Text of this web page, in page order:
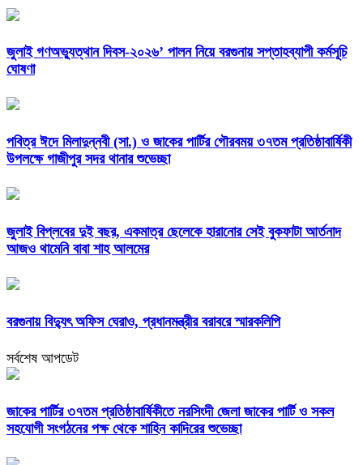
জুলাই গণঅভ্যুত্থান দিবস-২০২৬’ পালন নিয়ে বরগুনায় সপ্তাহব্যাপী কর্মসূচি
ঘোষণা
পবিত্র ঈদে মিলাদুন্নবী (সা.) ও জাকের পার্টির গৌরবময় ৩৭তম প্রতিষ্ঠাবার্ষিকী
উপলক্ষে গাজীপুর সদর থানার শুভেচ্ছা
জুলাই বিপ্লবের দুই বছর, একমাত্র ছেলেকে হারানোর সেই বুকফাটা আর্তনাদ
আজও থামেনি বাবা শাহ আলমের
বরগুনায় বিদ্যুৎ অফিস ঘেরাও, প্রধানমন্ত্রীর বরাবরে স্মারকলিপি
সর্বশেষ আপডেট
জাকের পার্টির ৩৭তম প্রতিষ্ঠাবার্ষিকীতে নরসিংদী জেলা জাকের পার্টি ও সকল
সহযোগী সংগঠনের পক্ষ থেকে শাহিন কাদিরের শুভেচ্ছা